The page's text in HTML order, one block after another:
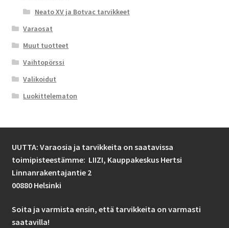
Neato XV ja Botvac tarvikkeet
Varaosat
Muut tuotteet
Vaihtopörssi
Valikoidut
Luokittelematon
UUTTA: Varaosia ja tarvikkeita on saatavissa
toimipisteestämme: LIIZI, Kauppakeskus Hertsi
Linnanrakentajantie 2
00880 Helsinki
Soita ja varmista ensin, että tarvikkeita on varmasti
saatavilla!